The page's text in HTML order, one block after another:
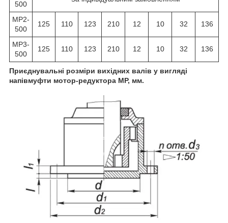
500
МР2-
500
125 110 123 210 12 10 32 136
МР3-
500
125 110 123 210 12 10 32 136
Приєднувальні розміри вихідних валів у вигляді
напівмуфти мотор-редуктора МР, мм.